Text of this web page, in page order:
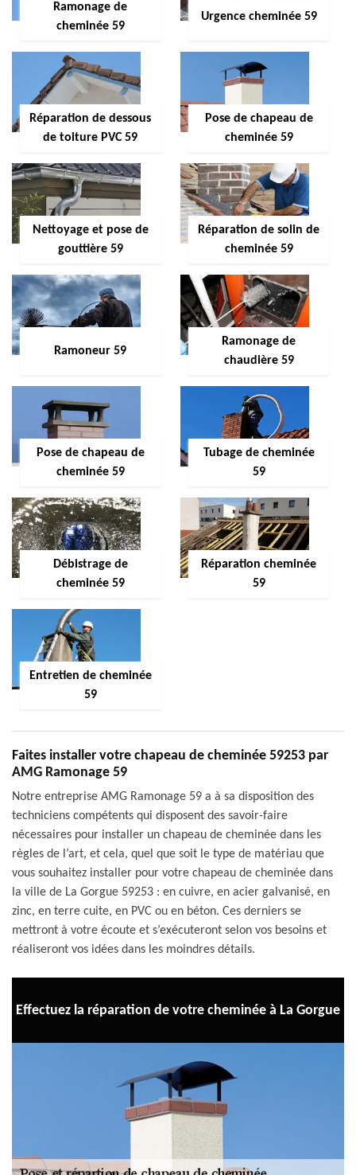
Ramonage de
cheminée 59
Urgence cheminée 59
Réparation de dessous
de toiture PVC 59
Pose de chapeau de
cheminée 59
Nettoyage et pose de
gouttière 59
Réparation de solin de
cheminée 59
Ramoneur 59
Ramonage de
chaudière 59
Pose de chapeau de
cheminée 59
Tubage de cheminée
59
Débistrage de
cheminée 59
Réparation cheminée
59
Entretien de cheminée
59
Faites installer votre chapeau de cheminée 59253 par
AMG Ramonage 59
Notre entreprise AMG Ramonage 59 a à sa disposition des
techniciens compétents qui disposent des savoir-faire
nécessaires pour installer un chapeau de cheminée dans les
règles de l’art, et cela, quel que soit le type de matériau que
vous souhaitez installer pour votre chapeau de cheminée dans
la ville de La Gorgue 59253 : en cuivre, en acier galvanisé, en
zinc, en terre cuite, en PVC ou en béton. Ces derniers se
mettront à votre écoute et s’exécuteront selon vos besoins et
réaliseront vos idées dans les moindres détails.
Effectuez la réparation de votre cheminée à La Gorgue